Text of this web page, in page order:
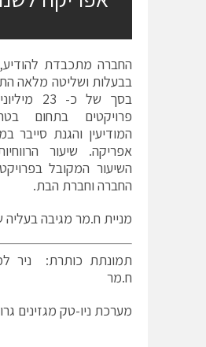
החברה מתכבדת
בבעלות ושליטה מלאה
בסך של כ-
פרויקטים בתחום
המודיעין והגנת סייבר
אפריקה. שיעור
השיעור המקובל
החברה וחברת הבת.
מניית ח.מר מגיבה בעליה של
תמונתת כותרת: ניר
ח.מר
מערכת ניו-טק מגזינים